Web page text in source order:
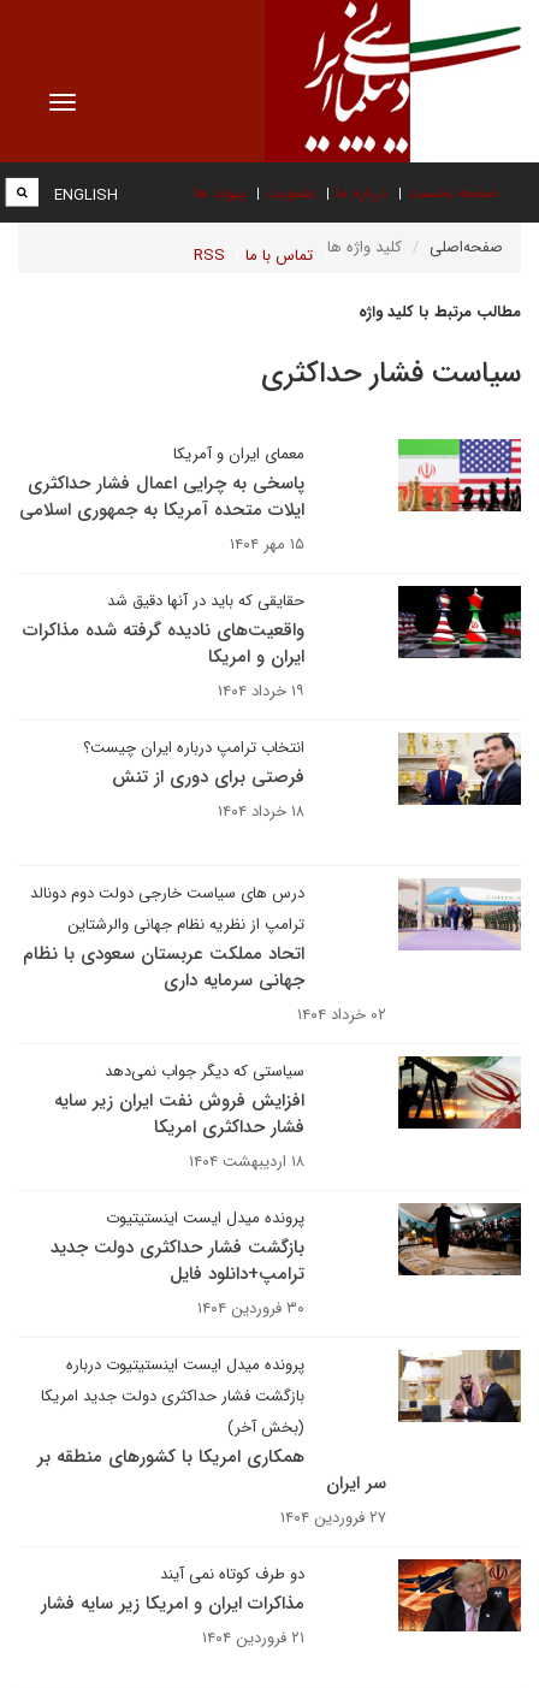
Toggle
صفحه نخست درباره ما عضویت پیوند ها
تماس با ما RSS
ENGLISH
صفحه‌اصلی کلید واژه ها
مطالب مرتبط با کلید واژه
سیاست فشار حداکثری
معمای ایران و آمریکا
پاسخی به چرایی اعمال فشار حداکثری
ایلات متحده آمریکا به جمهوری اسلامی
۱۵ مهر ۱۴۰۴
حقایقی که باید در آنها دقیق شد
واقعیت‌های نادیده گرفته شده مذاکرات
ایران و امریکا
۱۹ خرداد ۱۴۰۴
انتخاب ترامپ درباره ایران چیست؟
فرصتی برای دوری از تنش
۱۸ خرداد ۱۴۰۴
درس های سیاست خارجی دولت دوم دونالد
ترامپ از نظریه نظام جهانی والرشتاین
اتحاد مملکت عربستان سعودی با نظام
جهانی سرمایه داری
۰۲ خرداد ۱۴۰۴
سیاستی که دیگر جواب نمی‌دهد
افزایش فروش نفت ایران زیر سایه
فشار حداکثری امریکا
۱۸ اردیبهشت ۱۴۰۴
پرونده میدل ایست اینستیتیوت
بازگشت فشار حداکثری دولت جدید
ترامپ+دانلود فایل
۳۰ فروردین ۱۴۰۴
پرونده میدل ایست اینستیتیوت درباره
بازگشت فشار حداکثری دولت جدید امریکا
(بخش آخر)
همکاری امریکا با کشورهای منطقه بر
سر ایران
۲۷ فروردین ۱۴۰۴
دو طرف کوتاه نمی آیند
مذاکرات ایران و امریکا زیر سایه فشار
۲۱ فروردین ۱۴۰۴